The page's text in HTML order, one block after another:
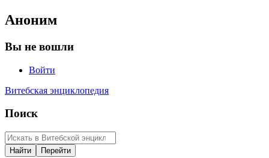
Аноним
Вы не вошли
Войти
Витебская энциклопедия
Поиск